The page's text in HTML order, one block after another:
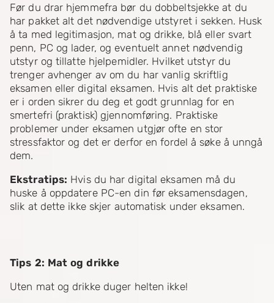
Før du drar hjemmefra bør du dobbeltsjekke at du
har pakket alt det nødvendige utstyret i sekken. Husk
å ta med legitimasjon, mat og drikke, blå eller svart
penn, PC og lader, og eventuelt annet nødvendig
utstyr og tillatte hjelpemidler. Hvilket utstyr du
trenger avhenger av om du har vanlig skriftlig
eksamen eller digital eksamen. Hvis alt det praktiske
er i orden sikrer du deg et godt grunnlag for en
smertefri (praktisk) gjennomføring. Praktiske
problemer under eksamen utgjør ofte en stor
stressfaktor og det er derfor en fordel å søke å unngå
dem.
Ekstratips: Hvis du har digital eksamen må du
huske å oppdatere PC-en din før eksamensdagen,
slik at dette ikke skjer automatisk under eksamen.
Tips 2: Mat og drikke
Uten mat og drikke duger helten ikke!